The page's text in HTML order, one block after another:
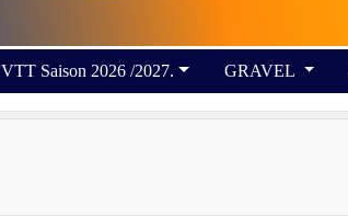
ECOLE DE VELO VTT Saison 2026 /2027. GRAVEL